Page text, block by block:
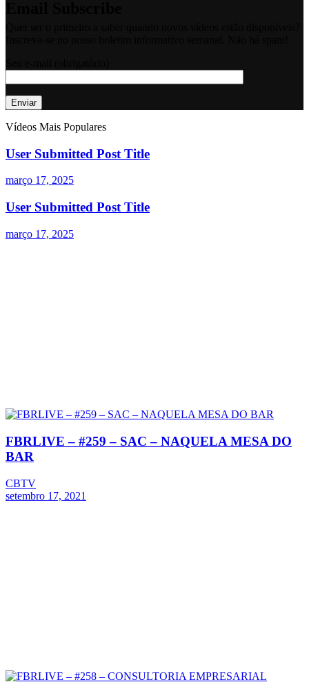
Vídeos Mais Populares
User Submitted Post Title
março 17, 2025
User Submitted Post Title
março 17, 2025
FBRLIVE – #259 – SAC – NAQUELA MESA DO
BAR
CBTV
setembro 17, 2021